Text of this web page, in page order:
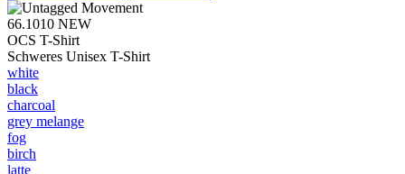
66.1010 NEW
OCS T-Shirt
Schweres Unisex T-Shirt
white
black
charcoal
grey melange
fog
birch
latte